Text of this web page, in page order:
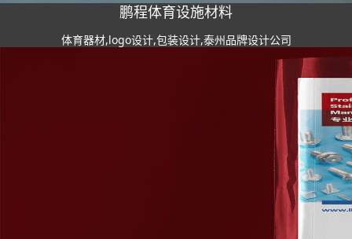
鹏程体育设施材料
体育器材,logo设计,包装设计,泰州品牌设计公司